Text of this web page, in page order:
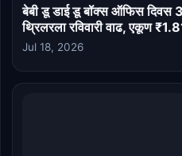
बेबी डू डाई डू बॉक्स ऑफिस दिवस
थ्रिलरला रविवारी वाढ, एकूण
Jul 18, 2026